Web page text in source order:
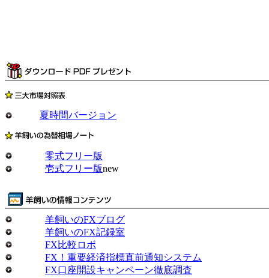
夏時間バージョン
零式フリー版
壱式フリー版new
羊飼いのFXブログ
羊飼いのFX記録室
FX比較ロボ
FX！重要経済指標直前通知システム
FX口座開設キャンペーン徹底調査